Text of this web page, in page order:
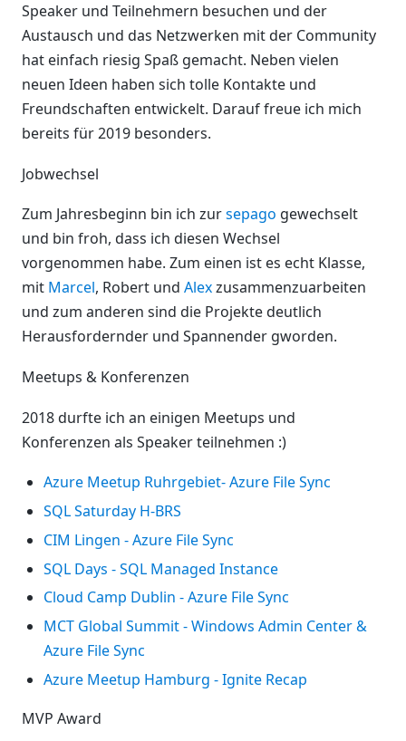
Speaker und Teilnehmern besuchen und der
Austausch und das Netzwerken mit der Community
hat einfach riesig Spaß gemacht. Neben vielen
neuen Ideen haben sich tolle Kontakte und
Freundschaften entwickelt. Darauf freue ich mich
bereits für 2019 besonders.
Jobwechsel
Zum Jahresbeginn bin ich zursepago gewechselt
und bin froh, dass ich diesen Wechsel
vorgenommen habe. Zum einen ist es echt Klasse,
mit Marcel, Robert und Alexzusammenzuarbeiten
und zum anderen sind die Projekte deutlich
Herausfordernder und Spannender gworden.
Meetups & Konferenzen
2018 durfte ich an einigen Meetups und
Konferenzen als Speaker teilnehmen :)
Azure Meetup Ruhrgebiet- Azure File Sync
SQL Saturday H-BRS
CIM Lingen - Azure File Sync
SQL Days - SQL Managed Instance
Cloud Camp Dublin - Azure File Sync
MCT Global Summit - Windows Admin Center &
Azure File Sync
Azure Meetup Hamburg - Ignite Recap
MVP Award